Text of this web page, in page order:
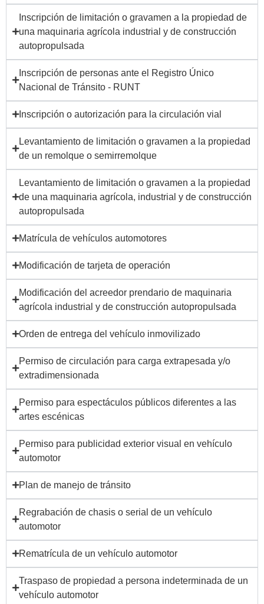
Inscripción de limitación o gravamen a la propiedad de
una maquinaria agrícola industrial y de construcción
autopropulsada
Inscripción de personas ante el Registro Único
Nacional de Tránsito - RUNT
Inscripción o autorización para la circulación vial
Levantamiento de limitación o gravamen a la propiedad
de un remolque o semirremolque
Levantamiento de limitación o gravamen a la propiedad
de una maquinaria agrícola, industrial y de construcción
autopropulsada
Matrícula de vehículos automotores
Modificación de tarjeta de operación
Modificación del acreedor prendario de maquinaria
agrícola industrial y de construcción autopropulsada
Orden de entrega del vehículo inmovilizado
Permiso de circulación para carga extrapesada y/o
extradimensionada
Permiso para espectáculos públicos diferentes a las
artes escénicas
Permiso para publicidad exterior visual en vehículo
automotor
Plan de manejo de tránsito
Regrabación de chasis o serial de un vehículo
automotor
Rematrícula de un vehículo automotor
Traspaso de propiedad a persona indeterminada de un
vehículo automotor